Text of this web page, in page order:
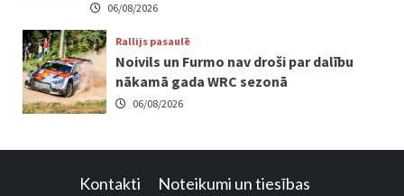
06/08/2026
Rallijs pasaulē
Noivils un Furmo nav droši par dalību
nākamā gada WRC sezonā
06/08/2026
Kontakti Noteikumi un tiesības